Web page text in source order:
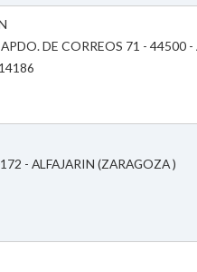
DE CORREOS 71 - 44500 -
- ALFAJARIN (ZARAGOZA )